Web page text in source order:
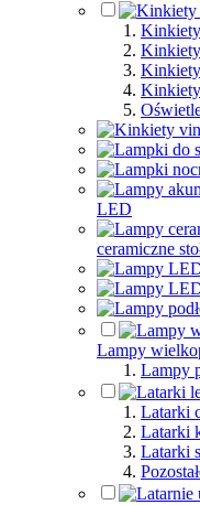
LED
ceramiczne
Lampy
Lampy
Latarki
Latarki
Latarki